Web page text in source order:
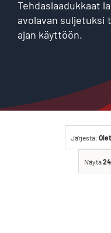
Tehdaslaadukkaat
avolavan suljetuksi
ajan käyttöön.
Järjestä:
Näytä